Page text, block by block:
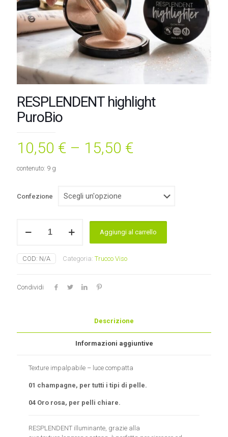
RESPLENDENT highlight
PuroBio
10,50 € – 15,50 €
contenuto: 9 g
Confezione
highlight
quantità
Aggiungi al carrello
COD: N/A Categoria: Trucco Viso
Condividi
Descrizione
Informazioni aggiuntive
Texture impalpabile – luce compatta
01 champagne, per tutti i tipi di pelle.
04 Oro rosa, per pelli chiare.
RESPLENDENT illuminante, grazie alla